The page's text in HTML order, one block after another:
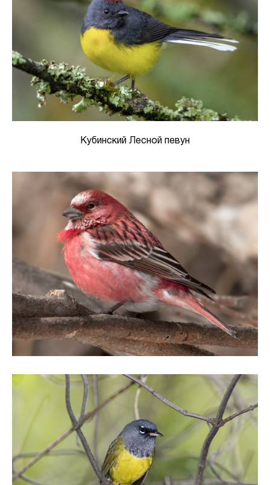
Кубинский Лесной певун